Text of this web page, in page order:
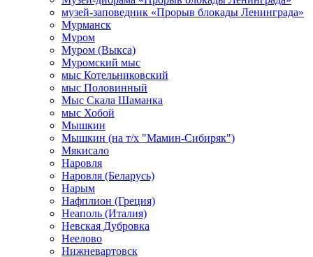
музей-заповедник «Прорыв блокады Ленинграда»
Мурманск
Муром
Муром (Выкса)
Муромский мыс
мыс Котельниковский
мыс Половинный
Мыс Скала Шаманка
мыс Хобой
Мышкин
Мышкин (на т/х "Мамин-Сибиряк")
Мякисало
Наровля
Наровля (Беларусь)
Нарым
Нафплион (Греция)
Неаполь (Италия)
Невская Дубровка
Неелово
Нижневартовск